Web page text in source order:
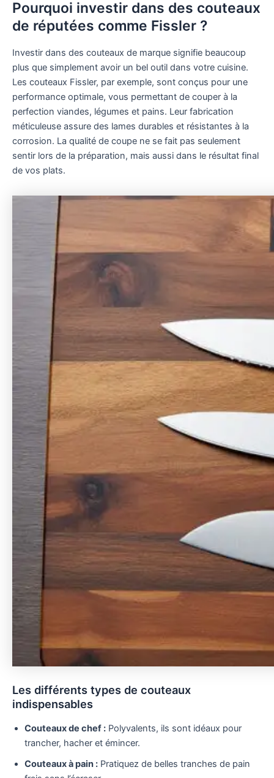
Pourquoi investir dans des couteaux
de réputées comme Fissler ?
Investir dans des couteaux de marque signifie beaucoup
plus que simplement avoir un bel outil dans votre cuisine.
Les couteaux Fissler, par exemple, sont conçus pour une
performance optimale, vous permettant de couper à la
perfection viandes, légumes et pains. Leur fabrication
méticuleuse assure des lames durables et résistantes à la
corrosion. La qualité de coupe ne se fait pas seulement
sentir lors de la préparation, mais aussi dans le résultat final
de vos plats.
Les différents types de couteaux
indispensables
Couteaux de chef : Polyvalents, ils sont idéaux pour
trancher, hacher et émincer.
Couteaux à pain : Pratiquez de belles tranches de pain